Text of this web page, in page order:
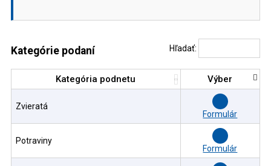
Kategórie podaní Hľadať:
Kategória podnetu Výber
Zvieratá
Formulár
Potraviny
Formulár